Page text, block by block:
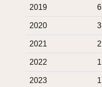
2019 6
2020 3
2021 2
2022 1
2023 1